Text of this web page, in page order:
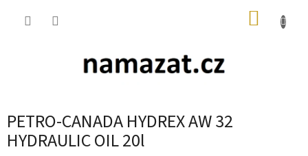
PETRO-CANADA HYDREX AW 32
HYDRAULIC OIL 20l